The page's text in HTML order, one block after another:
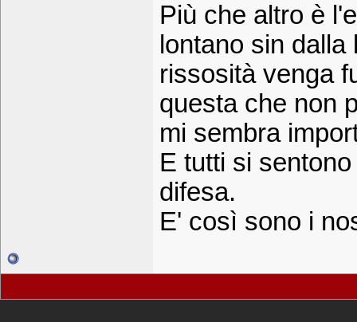
Più che altro è
lontano sin
rissosità venga
questa che non
mi sembra
E tutti si
difesa.
E' così sono i